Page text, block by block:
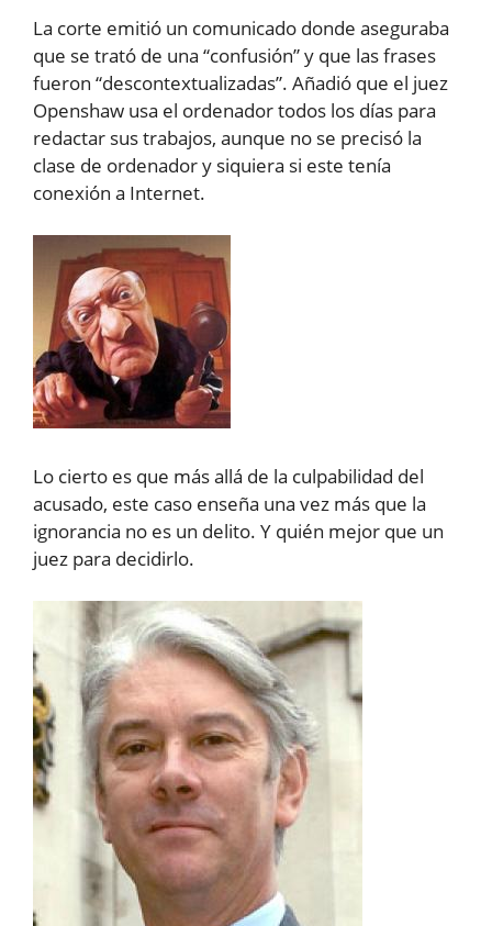
La corte emitió un comunicado donde aseguraba
que se trató de una “confusión” y que las frases
fueron “descontextualizadas”. Añadió que el juez
Openshaw usa el ordenador todos los días para
redactar sus trabajos, aunque no se precisó la
clase de ordenador y siquiera si este tenía
conexión a Internet.
Lo cierto es que más allá de la culpabilidad del
acusado, este caso enseña una vez más que la
ignorancia no es un delito. Y quién mejor que un
juez para decidirlo.